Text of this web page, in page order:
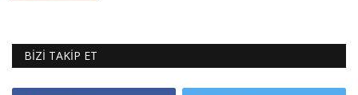
BİZİ TAKİP ET